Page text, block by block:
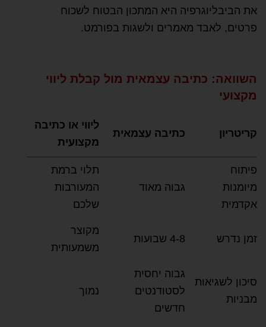
את הביבליוגרפיה היא המתכון הבטוח לשכוח
פרטים, לאבד מאמרים ולשגות בפורמט.
השוואה: כתיבה עצמאית מול קבלת ליווי
מקצועי
קריטריון כתיבה עצמאית
ליווי או כתיבה
מקצועית
פיתוח
מיומנות
אקדמית
גבוה מאוד
תלוי ברמת
המעורבות
שלכם
זמן נדרש 4-8 שבועות
מקוצר
משמעותית
סיכון לשגיאות
מבניות
גבוה יחסית
לסטודנטים
חדשים
נמוך